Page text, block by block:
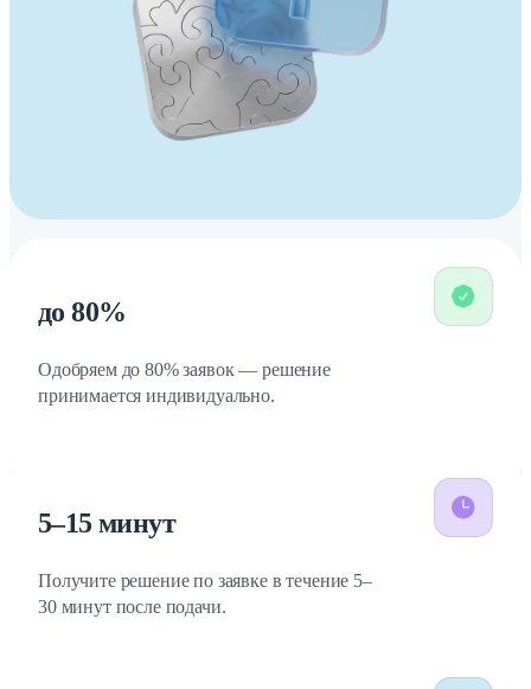
до 80%
Одобряем до 80% заявок — решение
принимается индивидуально.
5–15 минут
Получите решение по заявке в течение 5–
30 минут после подачи.